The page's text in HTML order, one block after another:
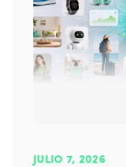
JULIO 7, 2026